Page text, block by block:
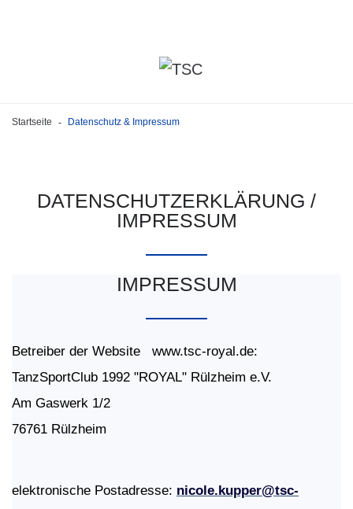
Startseite - Datenschutz & Impressum
DATENSCHUTZERKLÄRUNG /
IMPRESSUM
IMPRESSUM
Betreiber der Website www.tsc-royal.de:
TanzSportClub 1992 "ROYAL" Rülzheim e.V.
Am Gaswerk 1/2
76761 Rülzheim
elektronische Postadresse: nicole.kupper@tsc-